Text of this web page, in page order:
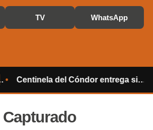
TV WhatsApp
Centinela del Cóndor entrega sillas de ruedas y ayuda humanitaria